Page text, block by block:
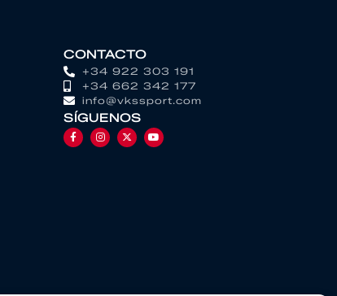
CONTACTO
+34 922 303 191
+34 662 342 177
info@vkssport.com
SÍGUENOS